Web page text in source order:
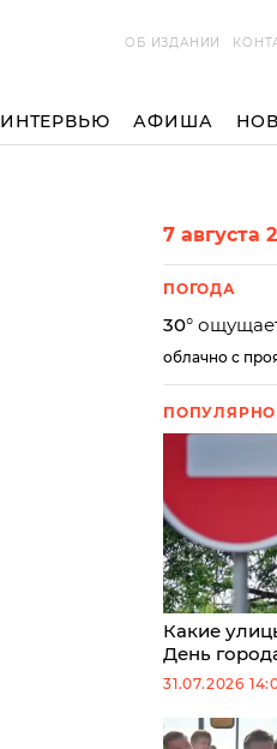
ОБ ИЗДАНИИ
ИНТЕРВЬЮ АФИША
7 августа
ПОГОДА
30°
облачно с
Какие
День
31.07.2026